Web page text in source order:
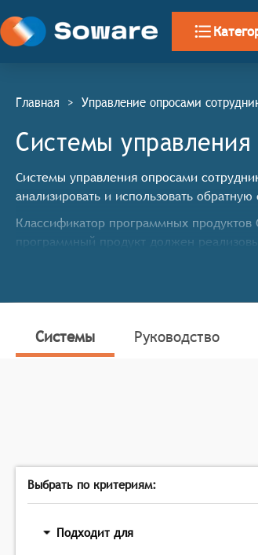
Главная > Управление опросами
Системы
Системы управления опросами
анализировать и использовать обратную
Классификатор программных
программный продукт должен
Создание опросов: Система
коммуникации, такие как
Сбор ответов: Системы позволяют
Визуализация результатов:
Системы Руководство
Выбрать по критериям:
Подходит для